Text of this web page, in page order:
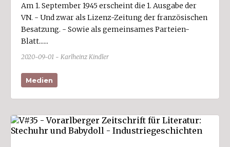
Wirtschaftsdienste (4)
Region
Arlbergregion (5)
Großes Walsertal (5)
Am 1. September 1945 erscheint die 1. Ausgabe der
VN. - Und zwar als Lizenz-Zeitung der französischen
Besatzung. - Sowie als gemeinsames Parteien-
Blatt......
2020-09-01 - Karlheinz Kindler
Medien